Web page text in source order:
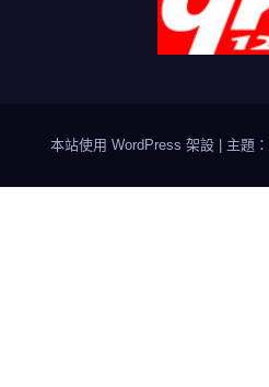
本站使用 WordPress 架設 主題